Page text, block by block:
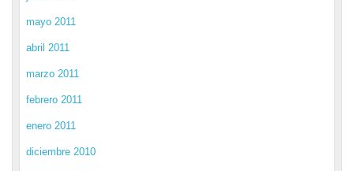
mayo 2011
abril 2011
marzo 2011
febrero 2011
enero 2011
diciembre 2010